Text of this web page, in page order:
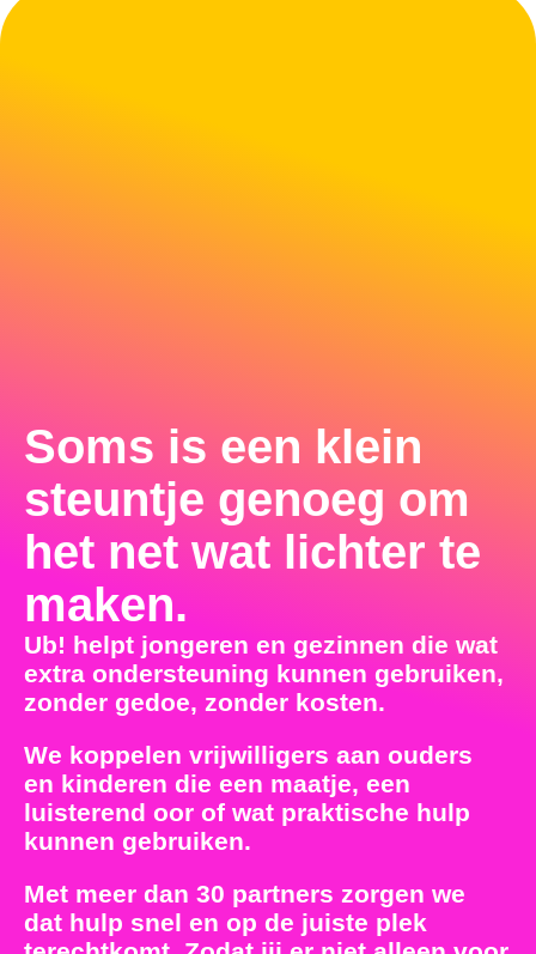
Soms is een klein
steuntje genoeg om
het net wat lichter te
maken.
Ub! helpt jongeren en gezinnen die wat
extra ondersteuning kunnen gebruiken,
zonder gedoe, zonder kosten.
We koppelen vrijwilligers aan ouders
en kinderen die een maatje, een
luisterend oor of wat praktische hulp
kunnen gebruiken.
Met meer dan 30 partners zorgen we
dat hulp snel en op de juiste plek